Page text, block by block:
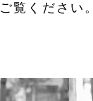
ご覧ください。